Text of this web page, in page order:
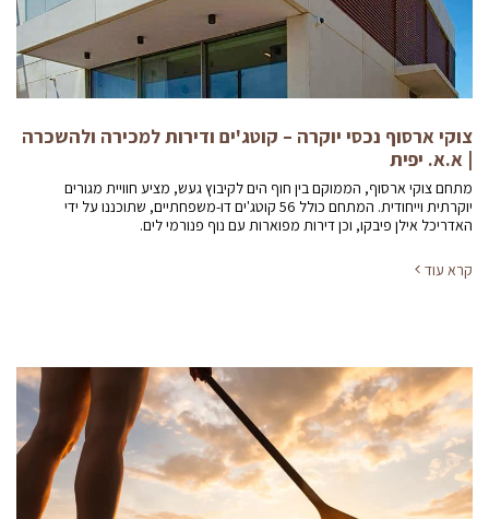
צוקי ארסוף נכסי יוקרה – קוטג'ים ודירות למכירה ולהשכרה
| א.א. יפית
מתחם צוקי ארסוף, הממוקם בין חוף הים לקיבוץ געש, מציע חוויית מגורים
יוקרתית וייחודית. המתחם כולל 56 קוטג'ים דו-משפחתיים, שתוכננו על ידי
האדריכל אילן פיבקו, וכן דירות מפוארות עם נוף פנורמי לים.
קרא עוד